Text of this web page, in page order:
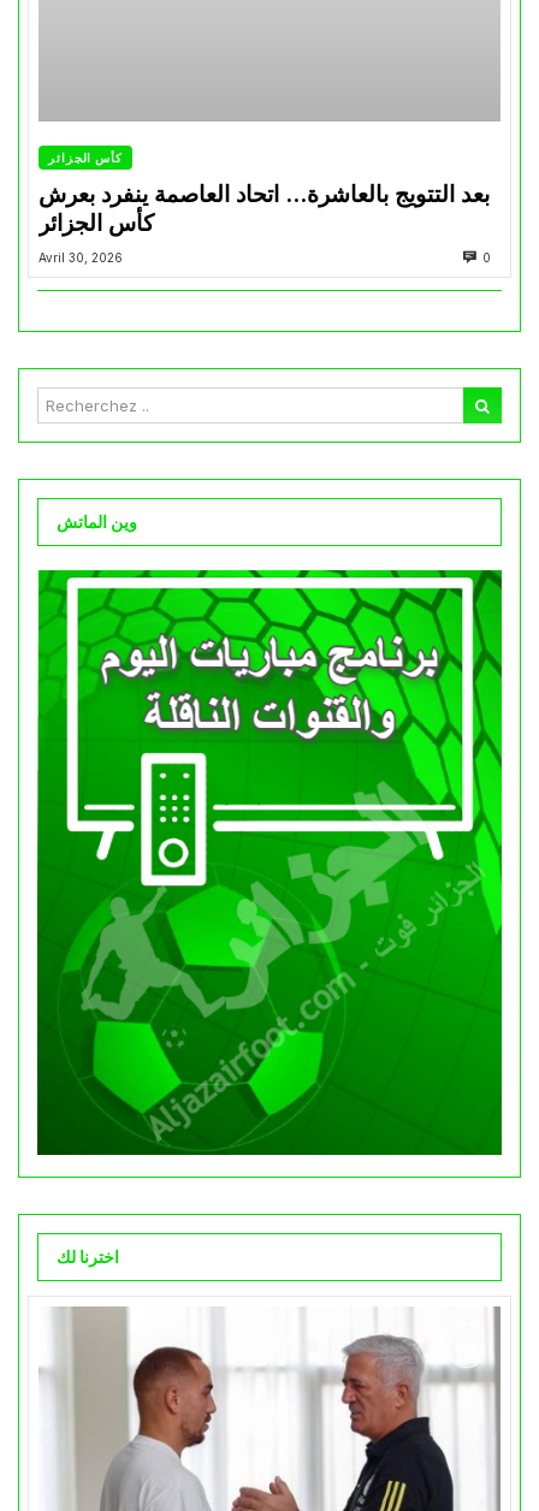
كأس الجزائر
بعد التتويج بالعاشرة… اتحاد العاصمة ينفرد بعرش
كأس الجزائر
Avril 30, 2026 0
وين الماتش
اخترنا لك